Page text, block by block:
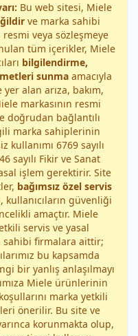
Bu web sitesi, Miele
ve marka sahibi
veya sözleşmeye
tüm içerikler, Miele
bilgilendirme,
sunma amacıyla
yer alan arıza, bakım,
markasının resmi
doğrudan bağlantılı
marka sahiplerinin
6769 sayılı
sayılı Fikir ve Sanat
işlem gerektirir. Site
bağımsız özel servis
güvenliği
amaçtır. Miele
servis ve yasal
sahibi firmalara aittir;
bu kapsamda
bir yanlış anlaşılmayı
Miele ürünlerinin
marka yetkili
önerilir. Bu site ve
korunmakta olup,